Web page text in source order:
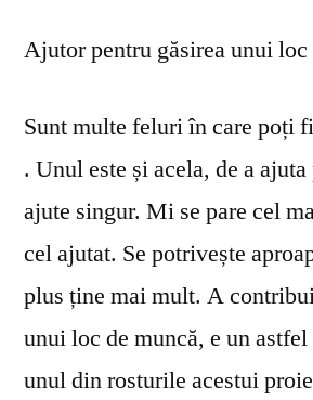
Ajutor pentru găsirea unui loc
Sunt multe feluri în care poți
. Unul este și acela, de a ajuta
ajute singur. Mi se pare cel
cel ajutat. Se potrivește
plus ține mai mult. A
unui loc de muncă, e un
unul din rosturile acestui